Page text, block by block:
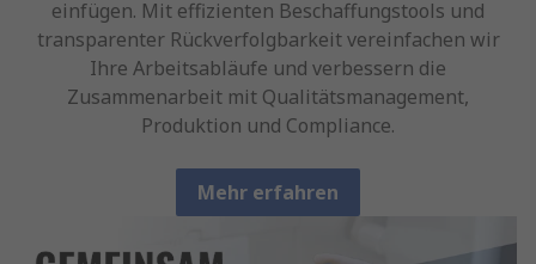
einfügen. Mit effizienten Beschaffungstools und
transparenter Rückverfolgbarkeit vereinfachen wir
Ihre Arbeitsabläufe und verbessern die
Zusammenarbeit mit Qualitätsmanagement,
Produktion und Compliance.
Mehr erfahren